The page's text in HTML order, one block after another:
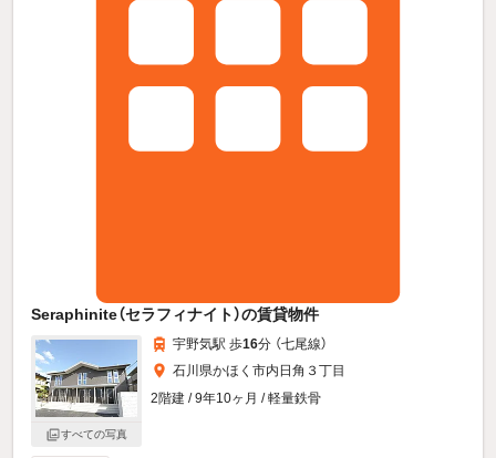
Seraphinite（セラフィナイト）の賃貸物件
すべての写真
宇野気駅 歩16分 （七尾線）
石川県かほく市内日角３丁目
2階建 / 9年10ヶ月 / 軽量鉄骨